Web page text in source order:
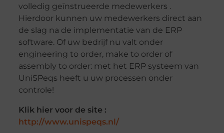
volledig geïnstrueerde medewerkers .
Hierdoor kunnen uw medewerkers direct aan
de slag na de implementatie van de ERP
software. Of uw bedrijf nu valt onder
engineering to order, make to order of
assembly to order: met het ERP systeem van
UniSPeqs heeft u uw processen onder
controle!
Klik hier voor de site :
http://www.unispeqs.nl/